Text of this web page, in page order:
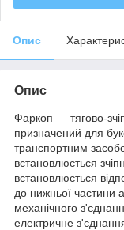
Опис
Опис
Фаркоп — тягово-
призначений для
транспортним
встановлюється
встановлюється
до нижньої частини
механічного
електричне